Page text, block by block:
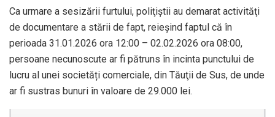
Ca urmare a sesizării furtului, poliţiştii au demarat activităţi
de documentare a stării de fapt, reieşind faptul că în
perioada 31.01.2026 ora 12:00 – 02.02.2026 ora 08:00,
persoane necunoscute ar fi pătruns în incinta punctului de
lucru al unei societăți comerciale, din Tăuţii de Sus, de unde
ar fi sustras bunuri în valoare de 29.000 lei.